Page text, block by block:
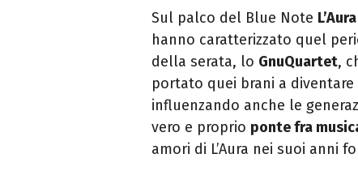
Sul palco del Blue Note
hanno caratterizzato quel
della serata, lo GnuQuartet,
portato quei brani a
influenzando anche le
vero e proprio ponte fra
amori di L’Aura nei suoi anni